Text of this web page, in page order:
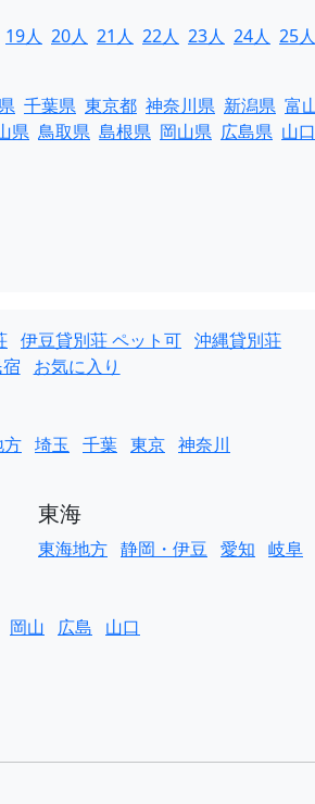
19人 20人 21人 22人 23人 24人 25人
千葉県 東京都 神奈川県 新潟県 富
県 鳥取県 島根県 岡山県 広島県 山
伊豆貸別荘 ペット可 沖縄貸別荘
お気に入り
方 埼玉 千葉 東京 神奈川
東海
東海地方 静岡・伊豆 愛知 岐阜
岡山 広島 山口